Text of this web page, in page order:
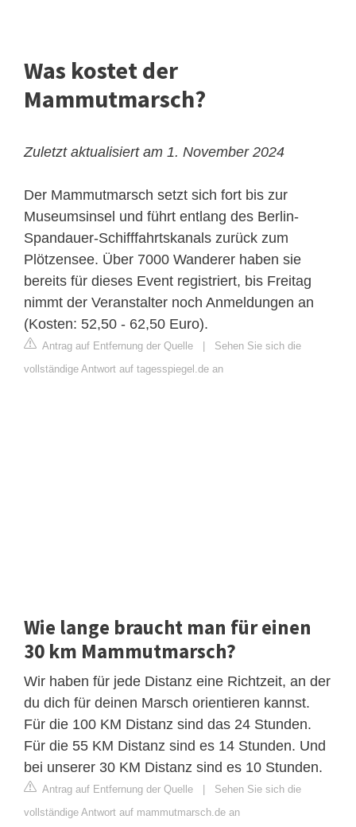
Was kostet der
Mammutmarsch?
Zuletzt aktualisiert am 1. November 2024
Der Mammutmarsch setzt sich fort bis zur
Museumsinsel und führt entlang des Berlin-
Spandauer-Schifffahrtskanals zurück zum
Plötzensee. Über 7000 Wanderer haben sie
bereits für dieses Event registriert, bis Freitag
nimmt der Veranstalter noch Anmeldungen an
(Kosten: 52,50 - 62,50 Euro).
Antrag auf Entfernung der Quelle
Sehen Sie sich die
vollständige Antwort auf tagesspiegel.de an
Wie lange braucht man für einen
30 km Mammutmarsch?
Wir haben für jede Distanz eine Richtzeit, an der
du dich für deinen Marsch orientieren kannst.
Für die 100 KM Distanz sind das 24 Stunden.
Für die 55 KM Distanz sind es 14 Stunden. Und
bei unserer 30 KM Distanz sind es 10 Stunden.
Antrag auf Entfernung der Quelle
Sehen Sie sich die
vollständige Antwort auf mammutmarsch.de an